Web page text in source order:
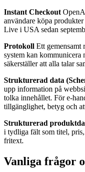
Instant Checkout
användare köpa
Live i USA sedan
Protokoll Ett gemensamt
system kan kommunicera
säkerställer att alla talar
Strukturerad data
upp information på
tolka innehållet. För e-
tillgänglighet, betyg och
Strukturerad
i tydliga fält som titel,
fritext.
Vanliga frågor